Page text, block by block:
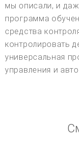
мы описали, и
программа
средства
контролировать
универсальная
управления и